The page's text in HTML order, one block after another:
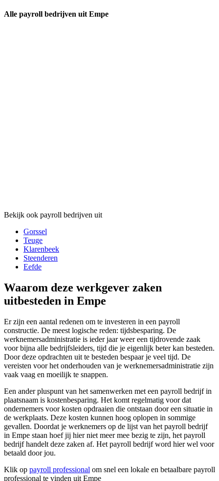
Alle payroll bedrijven uit Empe
Bekijk ook payroll bedrijven uit
Gorssel
Teuge
Klarenbeek
Steenderen
Eefde
Waarom deze werkgever zaken
uitbesteden in Empe
Er zijn een aantal redenen om te investeren in een payroll
constructie. De meest logische reden: tijdsbesparing. De
werknemersadministratie is ieder jaar weer een tijdrovende zaak
voor bijna alle bedrijfsleiders, tijd die je eigenlijk beter kan besteden.
Door deze opdrachten uit te besteden bespaar je veel tijd. De
vereisten voor het onderhouden van je werknemersadministratie zijn
vaak vaag en moeilijk te snappen.
Een ander pluspunt van het samenwerken met een payroll bedrijf in
plaatsnaam is kostenbesparing. Het komt regelmatig voor dat
ondernemers voor kosten opdraaien die ontstaan door een situatie in
de werkplaats. Deze kosten kunnen hoog oplopen in sommige
gevallen. Doordat je werknemers op de lijst van het payroll bedrijf
in Empe staan hoef jij hier niet meer mee bezig te zijn, het payroll
bedrijf handelt deze zaken af. Het payroll bedrijf word hier wel voor
betaald door jou.
Klik op payroll professional om snel een lokale en betaalbare payroll
professional te vinden uit Empe